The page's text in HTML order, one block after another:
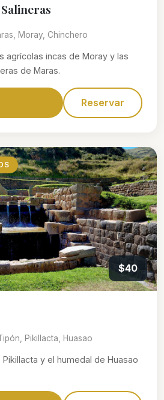
Moray, Chinchero
agrícolas incas de Moray y las
de Maras.
Reservar
$40
Pikillacta, Huasao
y el humedal de Huasao